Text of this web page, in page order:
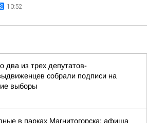
10:52
два из трех депутатов-
собрали подписи на
выборы
в парках Магнитогорска: афиша